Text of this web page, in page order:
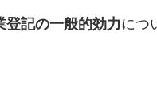
登記の一般的効力につ